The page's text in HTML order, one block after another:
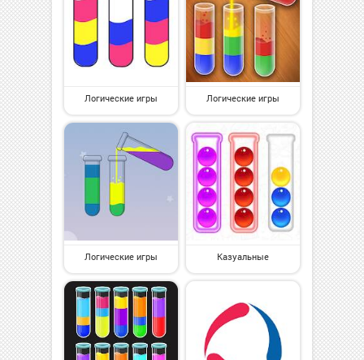
Логические игры Логические игры
Логические игры Казуальные